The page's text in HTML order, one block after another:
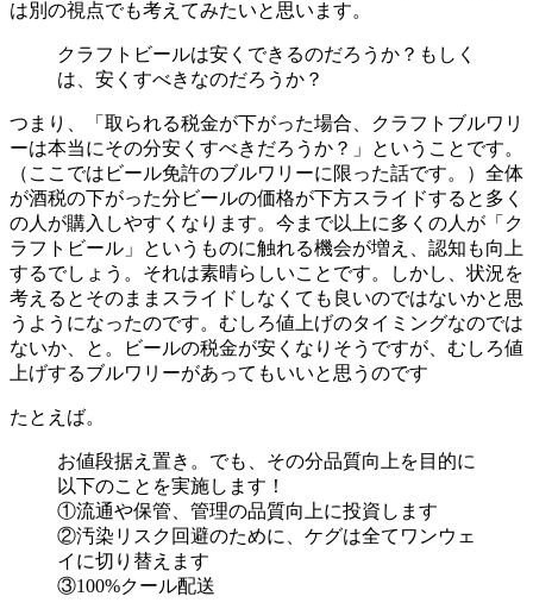
は別の視点でも考えてみたいと思います。
クラフトビールは安くできるのだろうか？もしく
は、安くすべきなのだろうか？
つまり、「取られる税金が下がった場合、クラフトブルワリ
ーは本当にその分安くすべきだろうか？」ということです。
（ここではビール免許のブルワリーに限った話です。）全体
が酒税の下がった分ビールの価格が下方スライドすると多く
の人が購入しやすくなります。今まで以上に多くの人が「ク
ラフトビール」というものに触れる機会が増え、認知も向上
するでしょう。それは素晴らしいことです。しかし、状況を
考えるとそのままスライドしなくても良いのではないかと思
うようになったのです。むしろ値上げのタイミングなのでは
ないか、と。ビールの税金が安くなりそうですが、むしろ値
上げするブルワリーがあってもいいと思うのです
たとえば。
お値段据え置き。でも、その分品質向上を目的に
以下のことを実施します！
①流通や保管、管理の品質向上に投資します
②汚染リスク回避のために、ケグは全てワンウェ
イに切り替えます
③100%クール配送